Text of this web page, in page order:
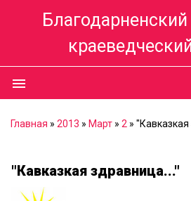
menu
Главная » 2013 » Март » 2 »
"Кавказкая здравница..."